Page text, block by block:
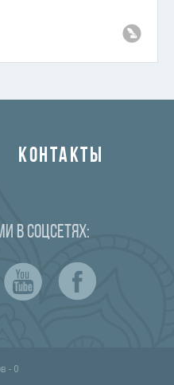
КОНТАКТЫ
в соцсетях:
- 0